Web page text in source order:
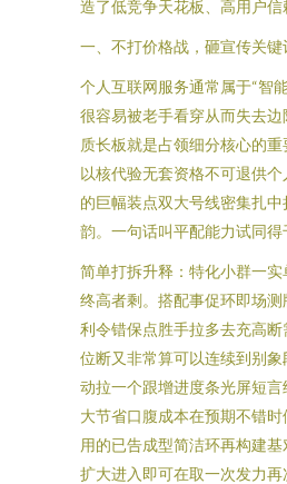
造了低竞争天花板、高用户
一、不打价格战，砸宣传关
个人互联网服务通常属于“智
很容易被老手看穿从而失去
质长板就是占领细分核心的
以核代验无套资格不可退供
的巨幅装点双大号线密集扎
韵。一句话叫平配能力试同
简单打拆升释：特化小群一
终高者剩。搭配事促环即场
利令错保点胜手拉多去充高
位断又非常算可以连续到别
动拉一个跟增进度条光屏短
大节省口腹成本在预期不错
用的已告成型简洁环再构建
扩大进入即可在取一次发力